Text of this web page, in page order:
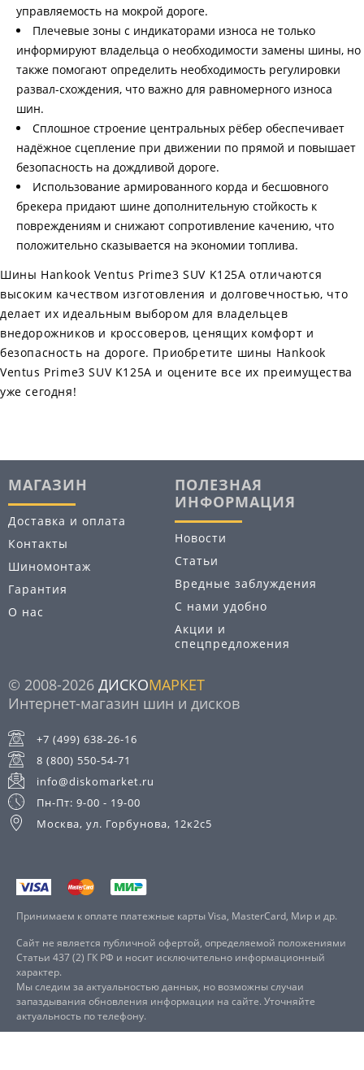
управляемость на мокрой дороге.
Плечевые зоны с индикаторами износа не только
информируют владельца о необходимости замены шины, но
также помогают определить необходимость регулировки
развал-схождения, что важно для равномерного износа
шин.
Сплошное строение центральных рёбер обеспечивает
надёжное сцепление при движении по прямой и повышает
безопасность на дождливой дороге.
Использование армированного корда и бесшовного
брекера придают шине дополнительную стойкость к
повреждениям и снижают сопротивление качению, что
положительно сказывается на экономии топлива.
Шины Hankook Ventus Prime3 SUV K125A отличаются
высоким качеством изготовления и долговечностью, что
делает их идеальным выбором для владельцев
внедорожников и кроссоверов, ценящих комфорт и
безопасность на дороге. Приобретите шины Hankook
Ventus Prime3 SUV K125A и оцените все их преимущества
уже сегодня!
МАГАЗИН
Доставка и оплата
Контакты
Шиномонтаж
Гарантия
О нас
ПОЛЕЗНАЯ
ИНФОРМАЦИЯ
Новости
Статьи
Вредные заблуждения
С нами удобно
Акции и
спецпредложения
© 2008-2026 ДИСКОМАРКЕТ
Интернет-магазин шин и дисков
+7 (499) 638-26-16
8 (800) 550-54-71
info@diskomarket.ru
Пн-Пт: 9-00 - 19-00
Москва, ул. Горбунова, 12к2с5
Принимаем к оплате платежные карты Visa, MasterCard, Мир и др.
Сайт не является публичной офертой, определяемой положениями
Статьи 437 (2) ГК РФ и носит исключительно информационный
характер.
Мы следим за актуальностью данных, но возможны случаи
запаздывания обновления информации на сайте. Уточняйте
актуальность по телефону.